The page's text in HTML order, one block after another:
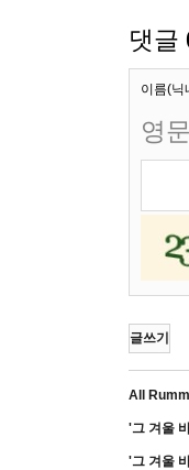
댓글
이름(닉
영
글쓰기
All
'그 겨울
'그 겨울